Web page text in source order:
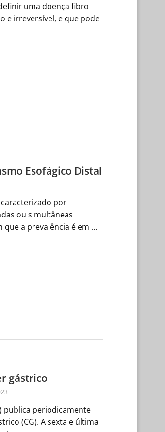
uma doença fibro
e irreversível, e que pode
Esofágico Distal
por
ou simultâneas
que a prevalência é em …
gástrico
publica periodicamente
(CG). A sexta e última